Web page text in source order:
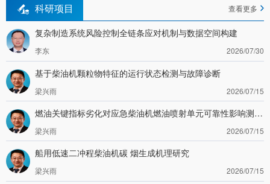
科研项目 查看更多
复杂制造系统风险控制全链条应对机制与数据空间构建
李东 2026/07/30
基于柴油机颗粒物特征的运行状态检测与故障诊断
梁兴雨 2026/07/15
燃油关键指标劣化对应急柴油机燃油喷射单元可靠性影响测试与评估
梁兴雨 2026/07/15
船用低速二冲程柴油机碳 烟生成机理研究
梁兴雨 2026/07/15